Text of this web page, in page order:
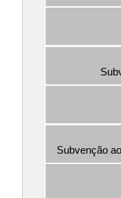
Subvenção